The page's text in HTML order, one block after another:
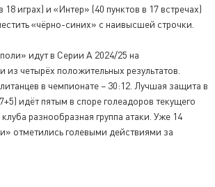
18 играх) и «Интер» (40 пунктов в 17 встречах)
«чёрно-синих» с наивысшей строчки.
идут в Серии А 2024/25 на
из четырёх положительных результатов.
в чемпионате – 30:12. Лучшая защита в
идёт пятым в споре голеадоров текущего
разнообразная группа атаки. Уже 14
отметились голевыми действиями за